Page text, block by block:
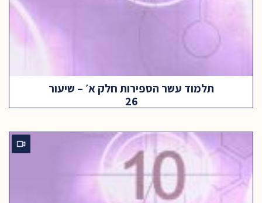
תלמוד עשר הספירות חלק א׳ – שיעור
26